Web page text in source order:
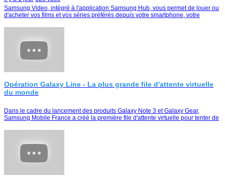
Samsung Video, intégré à l'application Samsung Hub, vous permet de louer ou
d'acheter vos films et vos séries préférés depuis votre smartphone, votre
Opération Galaxy Line - La plus grande file d'attente virtuelle
du monde
Dans le cadre du lancement des produits Galaxy Note 3 et Galaxy Gear,
Samsung Mobile France a créé la première file d'attente virtuelle pour tenter de